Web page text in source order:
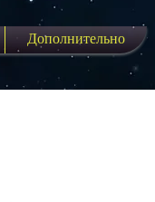
Дополнительно